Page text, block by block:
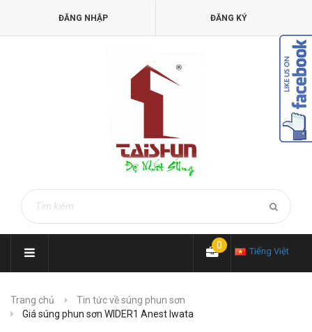
ĐĂNG NHẬP ĐĂNG KÝ
Tiếng Việt
0
Trang chủ
Tin tức về súng phun sơn
Giá súng phun sơn WIDER1 Anest Iwata